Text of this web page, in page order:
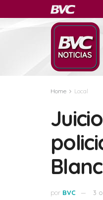
Home Local
por BVC 3